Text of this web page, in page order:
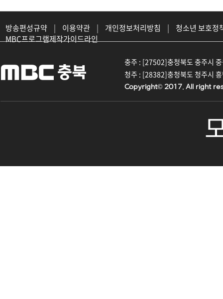
방송편성규약 | 이용약관 | 개인정보처리방침 |
청소년 보호정
MBC프로그램제작가이드라인
충주 : [27502]충청북도 충주시
청주 : [28382]충청북도 청주시
Copyright© 2017. All right